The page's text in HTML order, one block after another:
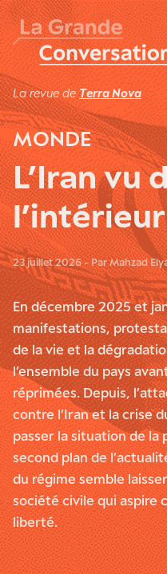
La revue deTerra Nova
MONDE
L’Iran vu
l’intérieur
23 juillet 2026 - Par Mahzad
En décembre 2025 et
manifestations,
de la vie et la
l’ensemble du pays
réprimées. Depuis,
contre l’Iran et la crise
passer la situation de la
second plan de
du régime semble
société civile qui aspire
liberté.